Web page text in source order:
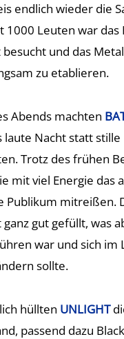
endlich wieder die
1000 Leuten war das
und das
zu etablieren.
Abends machten
laute Nacht statt stille
Trotz des frühen
mit viel Energie das
Publikum mitreißen.
gut gefüllt, was
war und sich im
sollte.
hüllten UNLIGHT
passend dazu